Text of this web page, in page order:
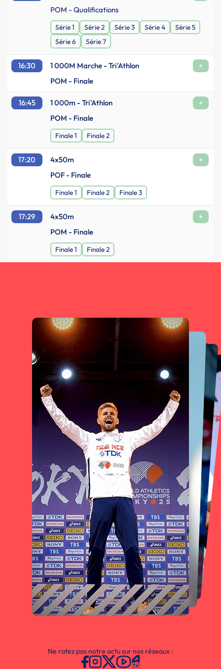
POM - Qualifications
Série 1 Série 2 Série 3 Série 4
Série 5
Série 6
Série 7
16:30 1 000M Marche - Tri'Athlon
+
POM - Finale
16:45 1 000m - Tri'Athlon
+
POM - Finale
Finale 1 Finale 2
17:20 4x50m
+
POF - Finale
Finale 1 Finale 2 Finale 3
17:29 4x50m
+
POM - Finale
Finale 1 Finale 2
Ne ratez pas notre actu sur nos réseaux :